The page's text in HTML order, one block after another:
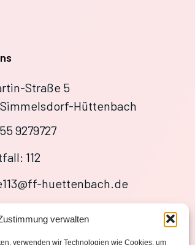
verwalten
verwenden wir Technologien wie Cookies, um
Straße 5
Simmelsdorf-Hüttenbach
9279727
112
huettenbach.de